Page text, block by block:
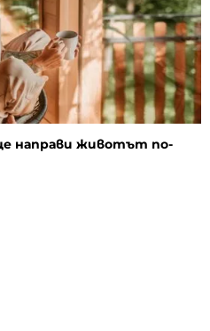
направи животът по-